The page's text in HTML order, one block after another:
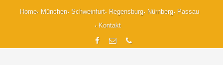
Home München Schweinfurt Regensburg Nürnberg
Passau
Kontakt